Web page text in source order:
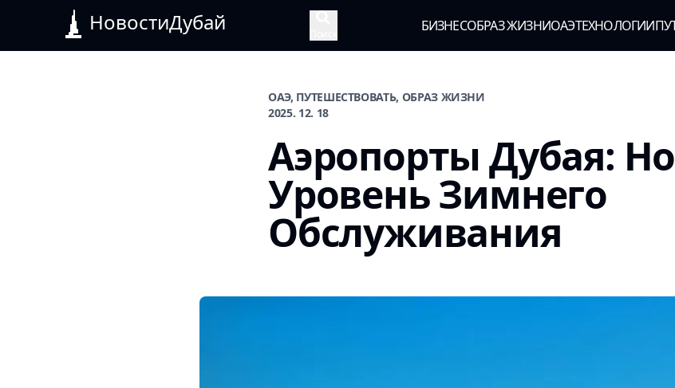
НовостиДубай БИЗНЕСОБРАЗ ЖИЗНИОАЭТЕХНОЛОГИИ
ОАЭ, ПУТЕШЕСТВОВАТЬ, ОБРАЗ ЖИЗНИ
2025. 12. 18
Аэропорты Дубая:
Уровень Зимнего
Обслуживания